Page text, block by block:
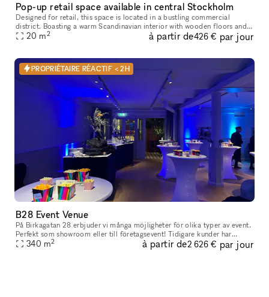
Pop-up retail space available in central Stockholm
Designed for retail, this space is located in a bustling commercial
district. Boasting a warm Scandinavian interior with wooden floors and
minimalist design, it is the perfect setting for fashion, je
20 m2 à partir de426 € par jour
PROPRIÉTAIRE RÉACTIF < 2H
B28 Event Venue
På Birkagatan 28 erbjuder vi många möjligheter för olika typer av event.
Perfekt som showroom eller till företagsevent! Tidigare kunder har
arrangerat alltifrån pop-up-butiker, lanseringsfester till
340 m2 à partir de2 626 € par jour